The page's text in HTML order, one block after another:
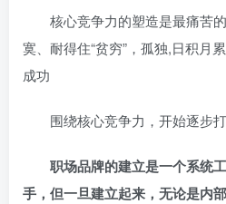
核心竞争力的塑造是最痛苦
寞、耐得住“贫穷”，孤独,日积月
成功
围绕核心竞争力，开始逐步
职场品牌的建立是一个系统
手，但一旦建立起来，无论是内